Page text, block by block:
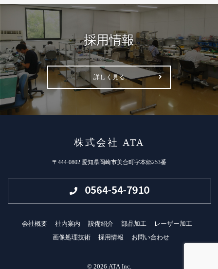
採用情報
詳しく見る
株式会社 ATA
〒444-0802 愛知県岡崎市美合町字本郷253番
会社概要 社内案内 設備紹介 部品加工
レーザー加工
画像処理技術
採用情報 お問い合わせ
© 2026 ATA Inc.